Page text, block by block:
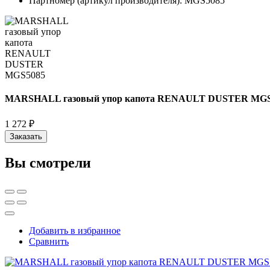
MARSHALL газовый упор капота RENAULT DUSTER
1 272 ₽
Заказать
Вы смотрели
Добавить в избранное
Сравнить